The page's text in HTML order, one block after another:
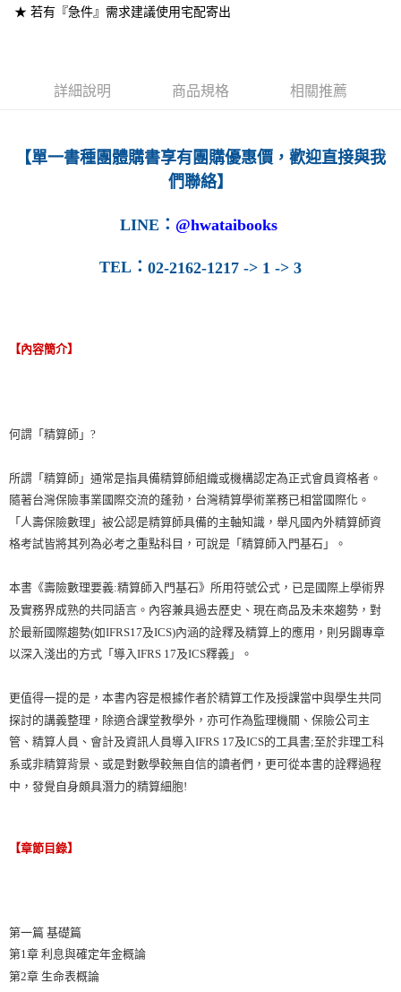
宅配-台灣本島
每筆NT$160
★ 若有『急件』需求建議使用宅配寄出
詳細說明 商品規格 相關推薦
【單一書種團體購書享有團購優惠價，歡迎直接與我
們聯絡】
LINE ： @hwataibooks
TEL ： 02-2162-1217 -> 1 -> 3
【內容簡介】
何謂「精算師」?
所謂「精算師」通常是指具備精算師組織或機構認定為正式會員資格者。
隨著台灣保險事業國際交流的蓬勃，台灣精算學術業務已相當國際化。
「人壽保險數理」被公認是精算師具備的主軸知識，舉凡國內外精算師資
格考試皆將其列為必考之重點科目，可說是「精算師入門基石」。
本書《壽險數理要義:精算師入門基石》所用符號公式，已是國際上學術界
及實務界成熟的共同語言。內容兼具過去歷史、現在商品及未來趨勢，對
於最新國際趨勢(如IFRS17及ICS)內涵的詮釋及精算上的應用，則另闢專章
以深入淺出的方式「導入IFRS 17及ICS釋義」。
更值得一提的是，本書內容是根據作者於精算工作及授課當中與學生共同
探討的講義整理，除適合課堂教學外，亦可作為監理機關、保險公司主
管、精算人員、會計及資訊人員導入IFRS 17及ICS的工具書;至於非理工科
系或非精算背景、或是對數學較無自信的讀者們，更可從本書的詮釋過程
中，發覺自身頗具潛力的精算細胞!
【章節目錄】
第一篇 基礎篇
第1章 利息與確定年金概論
第2章 生命表概論